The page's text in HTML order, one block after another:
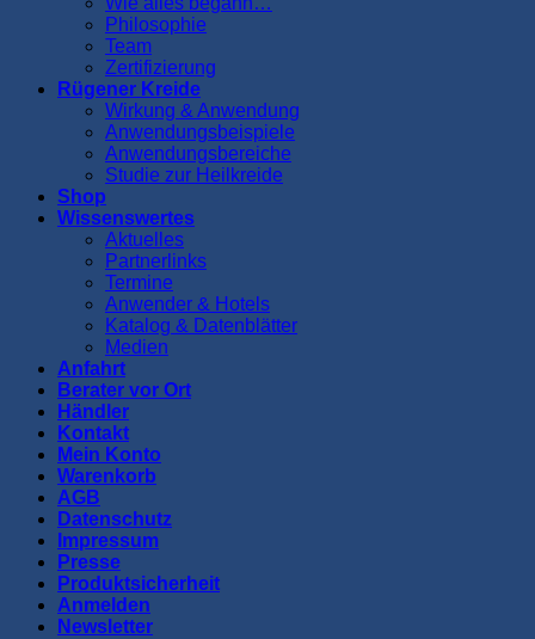
Philosophie
Team
Zertifizierung
Rügener Kreide
Wirkung & Anwendung
Anwendungsbeispiele
Anwendungsbereiche
Studie zur Heilkreide
Shop
Wissenswertes
Aktuelles
Partnerlinks
Termine
Anwender & Hotels
Katalog & Datenblätter
Medien
Anfahrt
Berater vor Ort
Händler
Kontakt
Mein Konto
Warenkorb
AGB
Datenschutz
Impressum
Presse
Produktsicherheit
Anmelden
Newsletter